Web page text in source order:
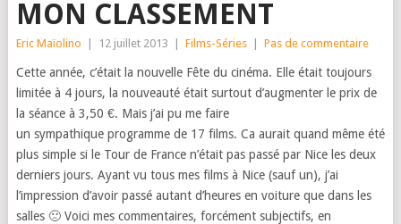
MON CLASSEMENT
Eric Maïolino 12 juillet 2013 Films-Séries Pas de commentaire
Cette année, c’était la nouvelle Fête du cinéma. Elle était toujours
limitée à 4 jours, la nouveauté était surtout d’augmenter le prix de
la séance à 3,50 €. Mais j’ai pu me faire
un sympathique programme de 17 films. Ca aurait quand même été
plus simple si le Tour de France n’était pas passé par Nice les deux
derniers jours. Ayant vu tous mes films à Nice (sauf un), j’ai
l’impression d’avoir passé autant d’heures en voiture que dans les
salles 🙁 Voici mes commentaires, forcément subjectifs, en